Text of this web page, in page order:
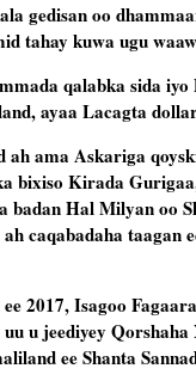
gedisan oo
tahay kuwa ugu
qalabka sida
ayaa Lacagta
ah ama Askariga
bixiso Kirada
Hal Milyan oo
caqabadaha
2017, Isagoo
u jeediyey
ee Shanta